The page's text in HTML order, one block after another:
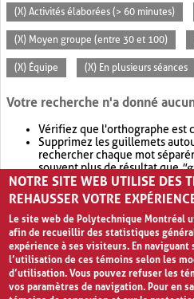
(X) Activités élaborées (> 60 minutes)
(X) Moyen groupe (entre 30 et 100)
(X) Équipe (X) En plusieurs séances
Votre recherche n'a donné
Vérifiez que l'orthographe est
Supprimez les guillemets
rechercher chaque mot
souvent plus de résultat que
Envisagez d'élargir votre
retournera souvent plus de
NOTRE SITE WEB UTILISE DES
REHAUSSER VOTRE
Le site web de Polytechnique Montréal
afin de recueillir des statistiques
expérience à ses visiteurs. En naviguant
l’utilisation de ces témoins selon les
d’utilisation. Vous pouvez refuser les
vos paramètres de navigation. Pour en